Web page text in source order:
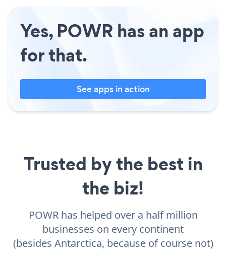
Yes, POWR has an app
for that.
See apps in action
Trusted by the best in
the biz!
POWR has helped over a half million
businesses on every continent
(besides Antarctica, because of course not)